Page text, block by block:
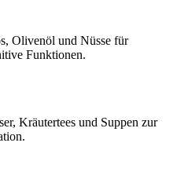
Olivenöl und Nüsse für
Funktionen.
Kräutertees und Suppen zur